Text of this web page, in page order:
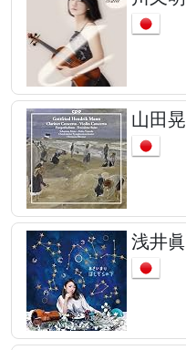
山田
浅井